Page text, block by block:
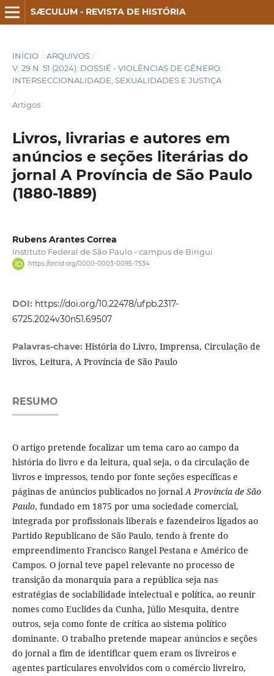
SÆCULUM - REVISTA DE HISTÓRIA
INÍCIO / ARQUIVOS /
V. 29 N. 51 (2024): DOSSIÊ - VIOLÊNCIAS DE GÊNERO:
INTERSECCIONALIDADE, SEXUALIDADES E JUSTIÇA
/
Artigos
Livros, livrarias e autores em
anúncios e seções literárias do
jornal A Província de São Paulo
(1880-1889)
Rubens Arantes Correa
Instituto Federal de São Paulo - campus de Birigui
https://orcid.org/0000-0003-0095-7534
DOI: https://doi.org/10.22478/ufpb.2317-
6725.2024v30n51.69507
Palavras-chave: História do Livro, Imprensa, Circulação de
livros, Leitura, A Província de São Paulo
RESUMO
O artigo pretende focalizar um tema caro ao campo da
história do livro e da leitura, qual seja, o da circulação de
livros e impressos, tendo por fonte seções específicas e
páginas de anúncios publicados no jornalA Província de São
Paulo, fundado em 1875 por uma sociedade comercial,
integrada por profissionais liberais e fazendeiros ligados ao
Partido Republicano de São Paulo, tendo à frente do
empreendimento Francisco Rangel Pestana e Américo de
Campos. O jornal teve papel relevante no processo de
transição da monarquia para a república seja nas
estratégias de sociabilidade intelectual e política, ao reunir
nomes como Euclides da Cunha, Júlio Mesquita, dentre
outros, seja como fonte de crítica ao sistema político
dominante. O trabalho pretende mapear anúncios e seções
do jornal a fim de identificar quem eram os livreiros e
agentes particulares envolvidos com o comércio livreiro,